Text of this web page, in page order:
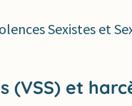
Sexistes et
(VSS) et